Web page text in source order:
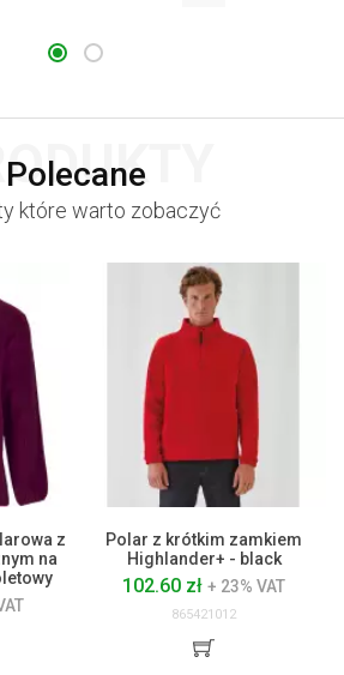
Polecane
które warto zobaczyć
z
na
Polar z krótkim zamkiem
Highlander+ - black
102.60 zł + 23% VAT
865421012